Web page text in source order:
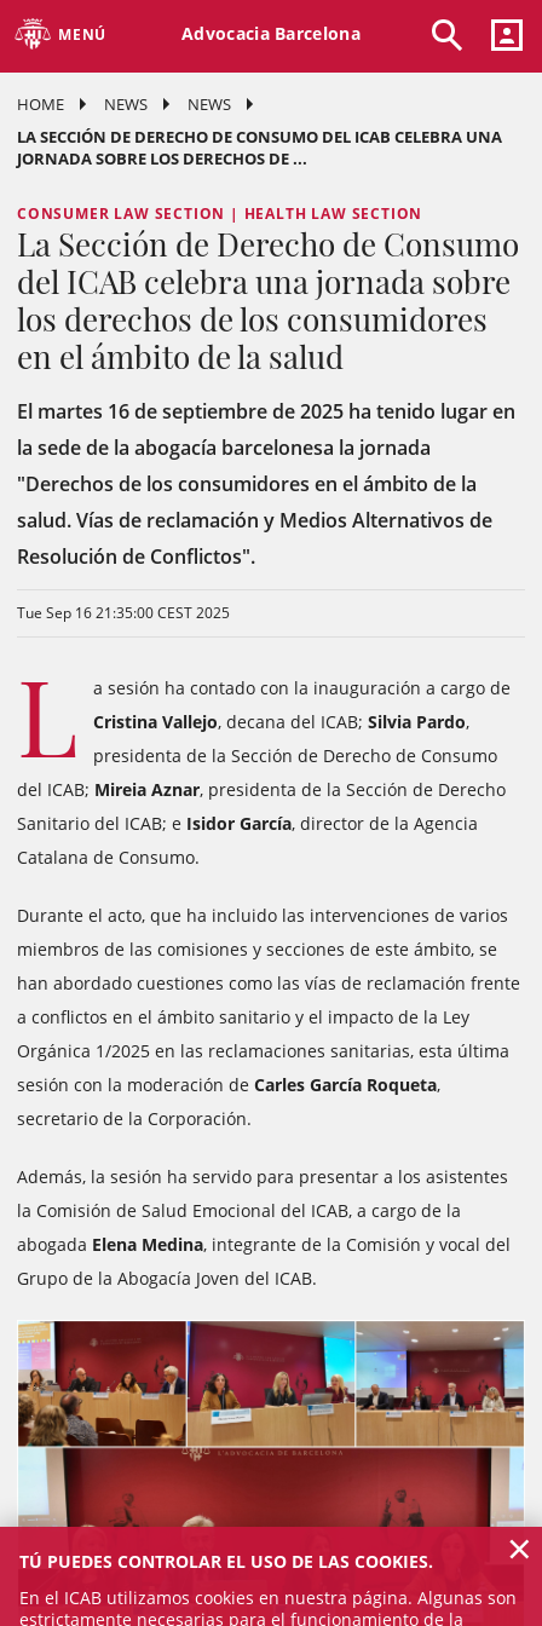
MENÚ Advocacia Barcelona
HOME NEWS
NEWS
LA SECCIÓN DE DERECHO DE CONSUMO DEL ICAB CELEBRA UNA
JORNADA SOBRE LOS DERECHOS DE ...
CONSUMER LAW SECTION | HEALTH LAW SECTION
La Sección de Derecho de Consumo
del ICAB celebra una jornada sobre
los derechos de los consumidores
en el ámbito de la salud
El martes 16 de septiembre de 2025 ha tenido lugar en
la sede de la abogacía barcelonesa la jornada
"Derechos de los consumidores en el ámbito de la
salud. Vías de reclamación y Medios Alternativos de
Resolución de Conflictos".
Tue Sep 16 21:35:00 CEST 2025
L
a sesión ha contado con la inauguración a cargo de
Cristina Vallejo, decana del ICAB; Silvia Pardo,
presidenta de la Sección de Derecho de Consumo
del ICAB; Mireia Aznar, presidenta de la Sección de Derecho
Sanitario del ICAB; e Isidor García, director de la Agencia
Catalana de Consumo.
Durante el acto, que ha incluido las intervenciones de varios
miembros de las comisiones y secciones de este ámbito, se
han abordado cuestiones como las vías de reclamación frente
a conflictos en el ámbito sanitario y el impacto de la Ley
Orgánica 1/2025 en las reclamaciones sanitarias, esta última
sesión con la moderación de Carles García Roqueta,
secretario de la Corporación.
Además, la sesión ha servido para presentar a los asistentes
la Comisión de Salud Emocional del ICAB, a cargo de la
abogada Elena Medina, integrante de la Comisión y vocal del
Grupo de la Abogacía Joven del ICAB.
TÚ PUEDES CONTROLAR EL USO DE LAS COOKIES.
En el ICAB utilizamos cookies en nuestra página. Algunas son
estrictamente necesarias para el funcionamiento de la
×